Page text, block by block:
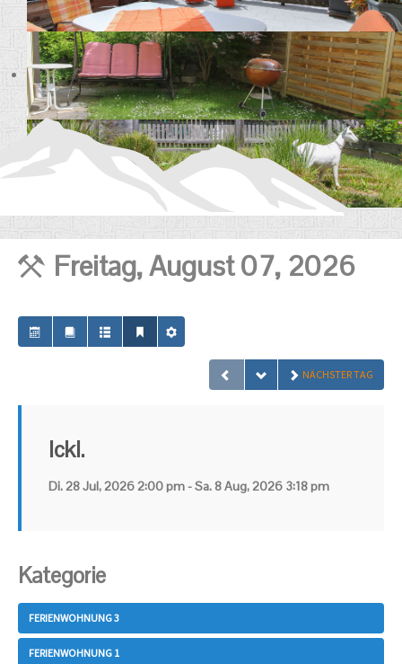
Freitag, August 07, 2026
NÄCHSTER TAG
Ickl.
Di. 28 Jul, 2026 2:00 pm - Sa. 8 Aug, 2026 3:18 pm
Kategorie
FERIENWOHNUNG 3
FERIENWOHNUNG 1